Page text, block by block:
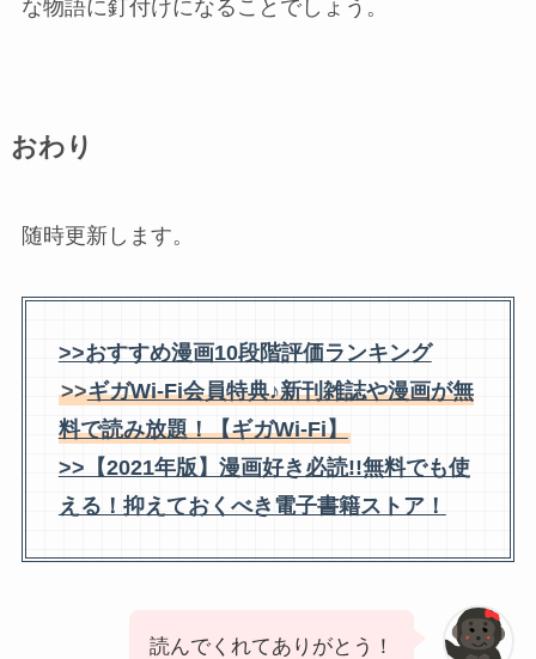
な物語に釘付けになることでしょう。
おわり
随時更新します。
>>おすすめ漫画10段階評価ランキング
>>ギガWi-Fi会員特典♪新刊雑誌や漫画が無
料で読み放題！【ギガWi-Fi】
>>【2021年版】漫画好き必読!!無料でも使
える！抑えておくべき電子書籍ストア！
読んでくれてありがとう！